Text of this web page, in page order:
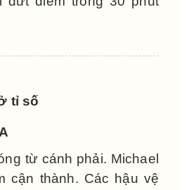
tỉ số
từ cánh phải. Michael
cận thành. Các hậu vệ